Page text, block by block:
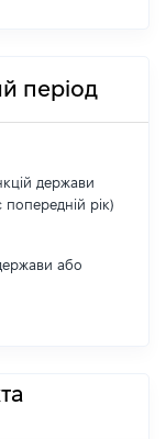
період
держави
рік)
або